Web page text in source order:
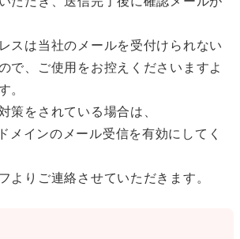
スは当社のメールを受付けられない
で、ご使用をお控えくださいますよ
。
策をされている場合は、
メインのメール受信を有効にしてく
よりご連絡させていただきます。